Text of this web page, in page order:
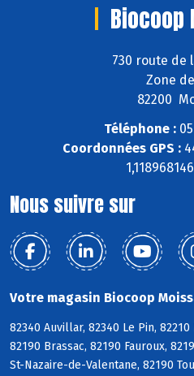
730 route de
Zone
82200
Téléphone :05
Coordonnées GPS :
Nous suivre sur
Votre magasin Biocoop
82340 Auvillar, 82340 Le Pin,
82190 Brassac, 82190 Fauroux,
St-Nazaire-de-Valentane, 82190